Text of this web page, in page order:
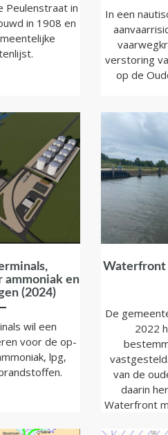
Peulenstraat in
in 1908 en
In een
verstoring
op de
ammoniak en
(2024)
wil een
voor de op-
lpg,
Waterfront
De
2022
van de
daarin
Waterfront